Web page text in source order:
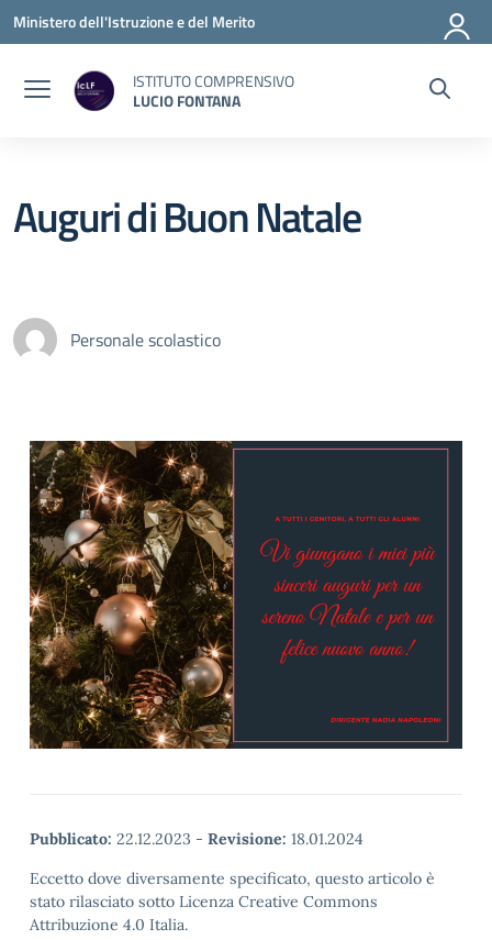
Vai ai contenuti
Vai al menu di navigazione
Vai al footer
Ministero dell'Istruzione e del Merito
ISTITUTO COMPRENSIVO
LUCIO FONTANA
Auguri di Buon Natale
Personale scolastico
Pubblicato: 22.12.2023 - Revisione: 18.01.2024
Eccetto dove diversamente specificato, questo articolo è
stato rilasciato sotto Licenza Creative Commons
Attribuzione 4.0 Italia.